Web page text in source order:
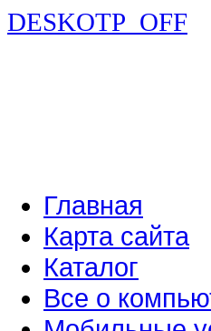
DESKOTP_OFF
Главная
Карта сайта
Каталог
Все о